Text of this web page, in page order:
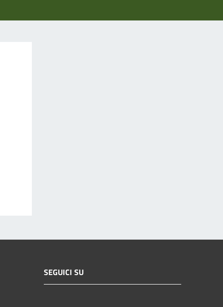
SEGUICI SU